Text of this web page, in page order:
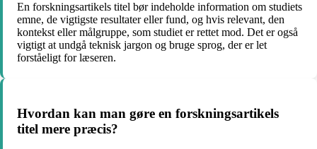
En forskningsartikels titel bør indeholde information om studiets
emne, de vigtigste resultater eller fund, og hvis relevant, den
kontekst eller målgruppe, som studiet er rettet mod. Det er også
vigtigt at undgå teknisk jargon og bruge sprog, der er let
forståeligt for læseren.
Hvordan kan man gøre en forskningsartikels
titel mere præcis?